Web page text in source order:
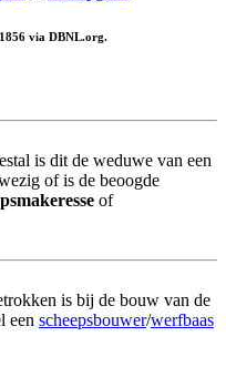
via DBNL.org.
is dit de weduwe van een
of is de beoogde
of
is bij de bouw van de
een scheepsbouwer/werfbaas